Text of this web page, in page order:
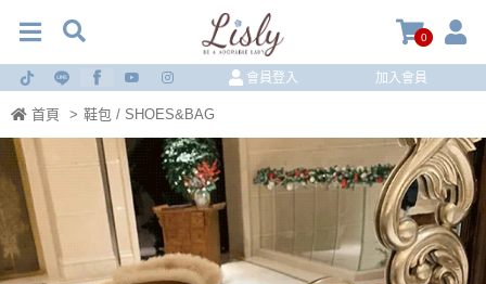
0
會員登入 加入會員
首頁 > 鞋包 / SHOES&BAG